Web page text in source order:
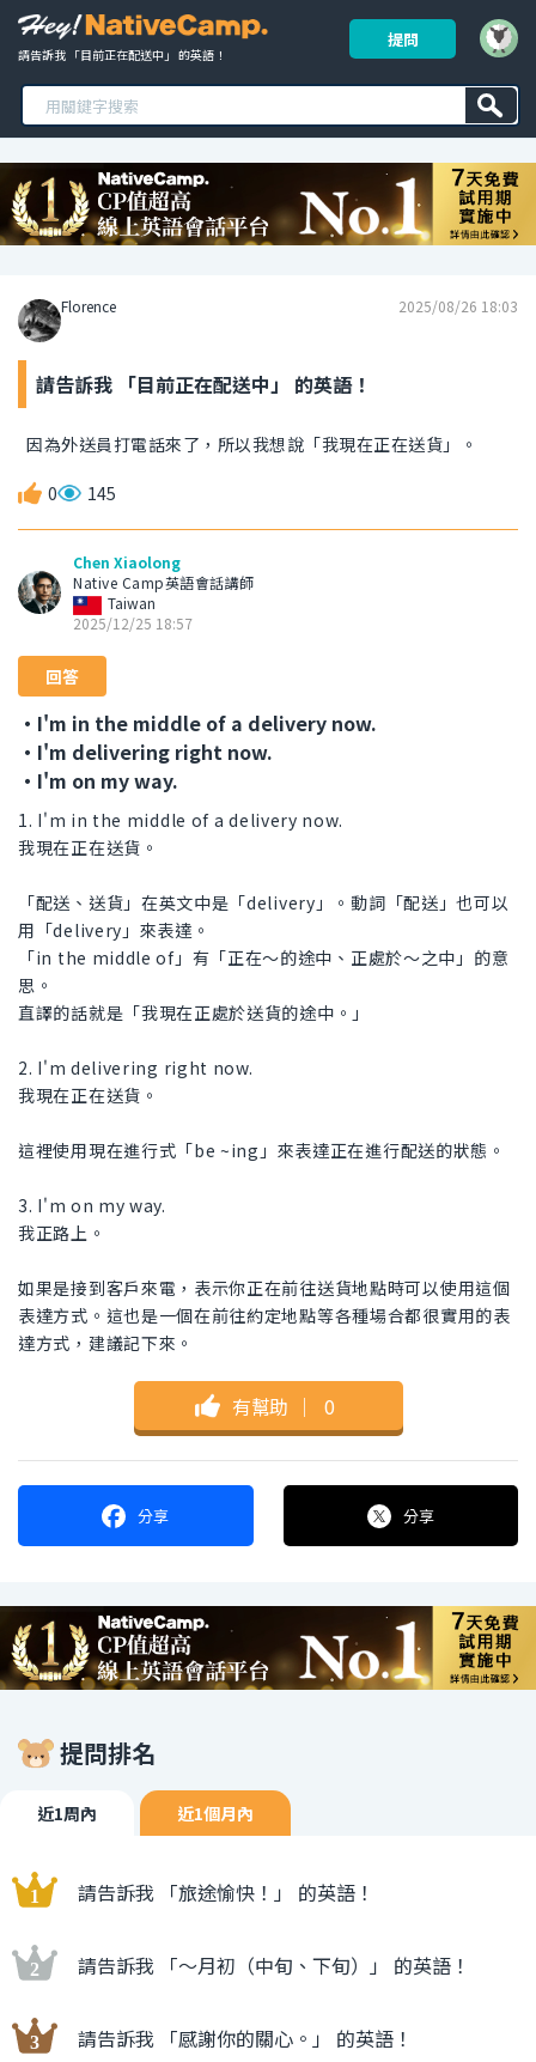
請告訴我 「目前正在配送中」 的英語！
提問
Florence 2025/08/26 18:03
請告訴我 「目前正在配送中」 的英語！
因為外送員打電話來了，所以我想說「我現在正在送貨」。
0 145
Chen Xiaolong
Native Camp英語會話講師
Taiwan
2025/12/25 18:57
回答
・I'm in the middle of a delivery now.
・I'm delivering right now.
・I'm on my way.
1. I'm in the middle of a delivery now.
我現在正在送貨。
「配送、送貨」在英文中是「delivery」。動詞「配送」也可以
用「delivery」來表達。
「in the middle of」有「正在～的途中、正處於～之中」的意
思。
直譯的話就是「我現在正處於送貨的途中。」
2. I'm delivering right now.
我現在正在送貨。
這裡使用現在進行式「be ~ing」來表達正在進行配送的狀態。
3. I'm on my way.
我正路上。
如果是接到客戶來電，表示你正在前往送貨地點時可以使用這個
表達方式。這也是一個在前往約定地點等各種場合都很實用的表
達方式，建議記下來。
有幫助 ｜ 0
分享 分享
提問排名
近1周內 近1個月內
請告訴我 「旅途愉快！」 的英語！
請告訴我 「〜月初（中旬、下旬）」 的英語！
請告訴我 「感謝你的關心。」 的英語！